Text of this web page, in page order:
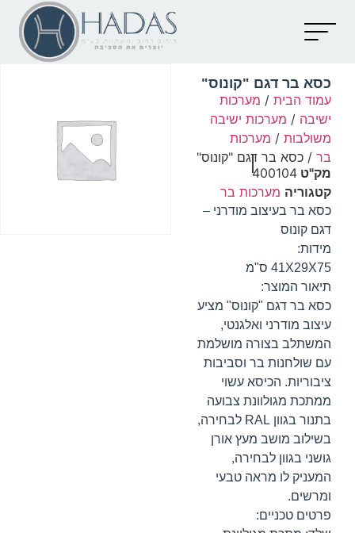
כסא בר דגם "קונוס"
עמוד הבית / מערכות
ישיבה / מערכות ישיבה
משולבות / מערכות
בר / כסא בר דגם "קונוס"
מק"ט 400104
קטגוריה מערכות בר
כסא בר בעיצוב מודרני –
דגם קונוס
מידות:
41X29X75 ס"מ
תיאור המוצר:
כסא בר דגם "קונוס" מציע
עיצוב מודרני ואלגנטי,
המשתלב בצורה מושלמת
עם שולחנות בר וסביבות
ציבוריות. הכיסא עשוי
ממתכת מגולוונת צבועה
בתנור בגוון RAL לבחירה,
בשילוב מושב מעץ אורן
גושני בגוון לבחירה,
המעניק לו מראה טבעי
ומרשים.
פרטים טכניים: